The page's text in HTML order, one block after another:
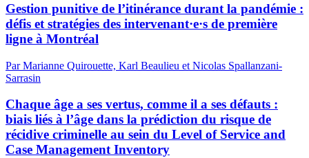
Gestion punitive de l’itinérance durant la pandémie :
défis et stratégies des intervenant·e·s de première
ligne à Montréal
Par Marianne Quirouette, Karl Beaulieu et Nicolas Spallanzani-
Sarrasin
Chaque âge a ses vertus, comme il a ses défauts :
biais liés à l’âge dans la prédiction du risque de
récidive criminelle au sein du Level of Service and
Case Management Inventory